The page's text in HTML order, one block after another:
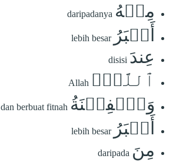
مِنۡهُ daripadanya
أَكۡبَرُ lebih besar
عِندَ disisi
ٱللَّهِۚ Allah
وَٱلۡفِتۡنَةُ dan berbuat fitnah
أَكۡبَرُ lebih besar
مِنَ daripada